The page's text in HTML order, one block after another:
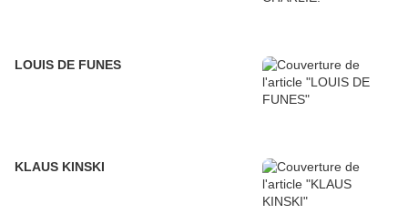
LOUIS DE FUNES
KLAUS KINSKI